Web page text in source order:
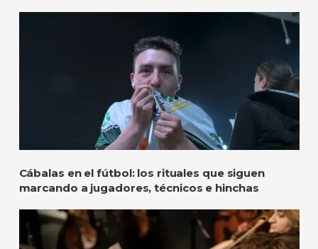
Cábalas en el fútbol: los rituales que siguen
marcando a jugadores, técnicos e hinchas